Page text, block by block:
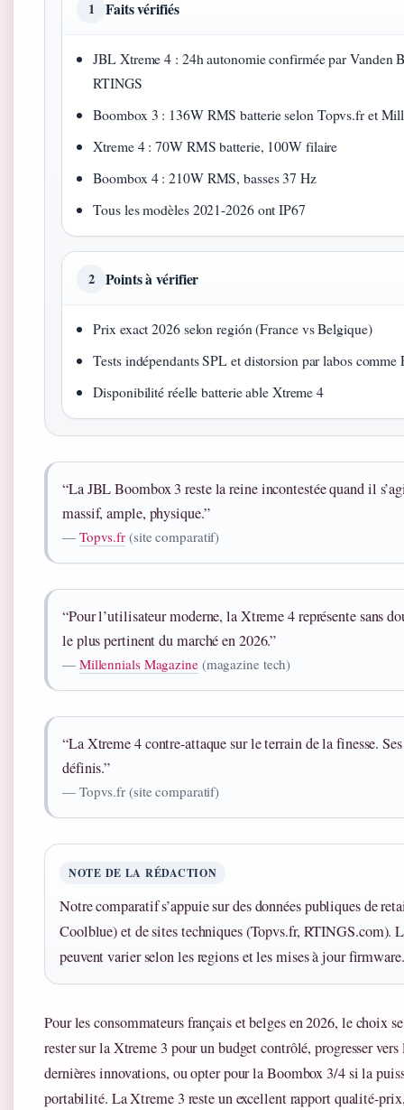
1 Faits vérifiés
JBL Xtreme 4 : 24h autonomie confirmée par Vanden
RTINGS
Boombox 3 : 136W RMS batterie selon Topvs.fr et
Xtreme 4 : 70W RMS batterie, 100W filaire
Boombox 4 : 210W RMS, basses 37 Hz
Tous les modèles 2021-2026 ont IP67
2 Points à vérifier
Prix exact 2026 selon región (France vs Belgique)
Tests indépendants SPL et distorsion par labos comme
Disponibilité réelle batterie able Xtreme 4
“La JBL Boombox 3 reste la reine incontestée quand il
massif, ample, physique.”
— Topvs.fr (site comparatif)
“Pour l’utilisateur moderne, la Xtreme 4 représente sans
le plus pertinent du marché en 2026.”
— Millennials Magazine(magazine tech)
“La Xtreme 4 contre-attaque sur le terrain de la finesse.
définis.”
— Topvs.fr (site comparatif)
NOTE DE LA RÉDACTION
Notre comparatif s’appuie sur des données publiques de
Coolblue) et de sites techniques (Topvs.fr, RTINGS.com).
peuvent varier selon les regions et les mises à jour firmware.
Pour les consommateurs français et belges en 2026, le choix
rester sur la Xtreme 3 pour un budget contrôlé, progresser
dernières innovations, ou opter pour la Boombox 3/4 si la
portabilité. La Xtreme 3 reste un excellent rapport qualité-